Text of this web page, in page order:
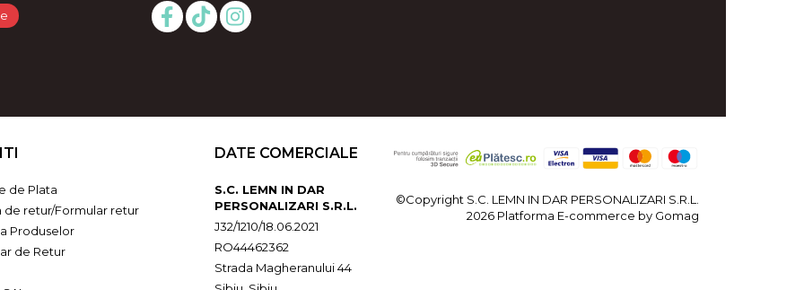
de Plata
de retur/Formular retur
Produselor
de Retur
DATE COMERCIALE
S.C. LEMN IN DAR
PERSONALIZARI S.R.L.
J32/1210/18.06.2021
RO44462362
Strada Magheranului 44
©Copyright S.C. LEMN IN DAR PERSONALIZARI S.R.L.
2026 Platforma E-commerce by Gomag